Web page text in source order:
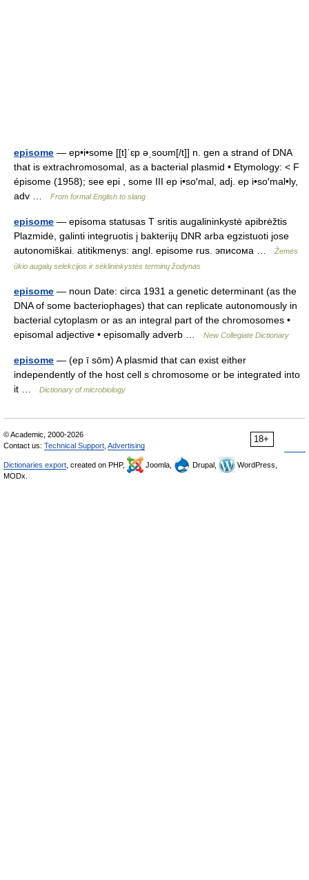
episome — ep•i•some [[t]ˈɛp əˌsoʊm[/t]] n. gen a strand of DNA
that is extrachromosomal, as a bacterial plasmid • Etymology: < F
épisome (1958); see epi , some III ep i•so′mal, adj. ep i•so′mal•ly,
adv …
From formal English to slang
episome — episoma statusas T sritis augalininkystė apibrėžtis
Plazmidė, galinti integruotis į bakterijų DNR arba egzistuoti jose
autonomiškai. atitikmenys: angl. episome rus. эписома …
Žemės
ūkio augalų selekcijos ir sėklininkystės terminų žodynas
episome — noun Date: circa 1931 a genetic determinant (as the
DNA of some bacteriophages) that can replicate autonomously in
bacterial cytoplasm or as an integral part of the chromosomes •
episomal adjective • episomally adverb …
New Collegiate Dictionary
episome — (ep ī sōm) A plasmid that can exist either
independently of the host cell s chromosome or be integrated into
it …
Dictionary of microbiology
18+
© Academic, 2000-2026
Contact us: Technical Support Advertising
Dictionaries export , created on PHP, Joomla, Drupal,
WordPress,
MODx.